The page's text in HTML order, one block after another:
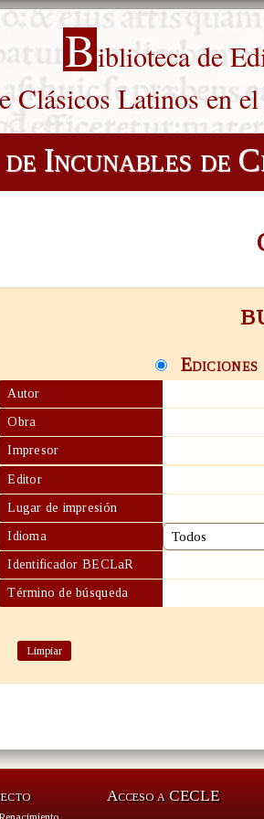
Biblioteca de
Clásicos Latinos en
Incunables de
Ediciones
Autor
Obra
Impresor
Editor
Lugar de impresión
Idioma
Identificador BECLaR
Término de búsqueda
Limpiar
Acceso a CECLE